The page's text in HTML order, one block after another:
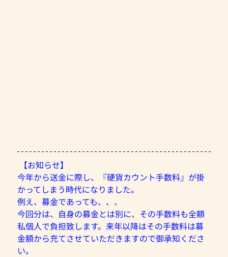
【お知らせ】
今年から送金に際し、『硬貨カウント手数料』が掛
かってしまう時代になりました。
例え、募金であっても、、、
今回分は、自身の募金とは別に、その手数料も全額
私個人で負担致します。来年以降はその手数料は募
金額から充てさせていただきますので御承知くださ
い。